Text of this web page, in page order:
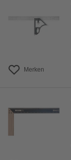
Merken